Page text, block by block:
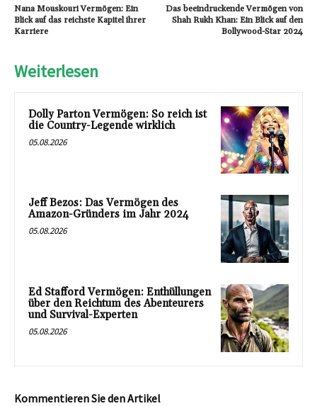
Nana Mouskouri Vermögen: Ein
Blick auf das reichste Kapitel ihrer
Karriere
Das beeindruckende Vermögen von
Shah Rukh Khan: Ein Blick auf den
Bollywood-Star 2024
Weiterlesen
Dolly Parton Vermögen: So reich ist
die Country-Legende wirklich
05.08.2026
Jeff Bezos: Das Vermögen des
Amazon-Gründers im Jahr 2024
05.08.2026
Ed Stafford Vermögen: Enthüllungen
über den Reichtum des Abenteurers
und Survival-Experten
05.08.2026
Kommentieren Sie den Artikel